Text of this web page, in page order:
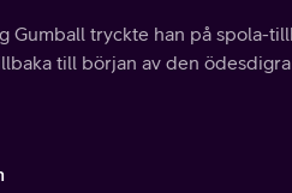
Gumball tryckte han på spola-
till början av den